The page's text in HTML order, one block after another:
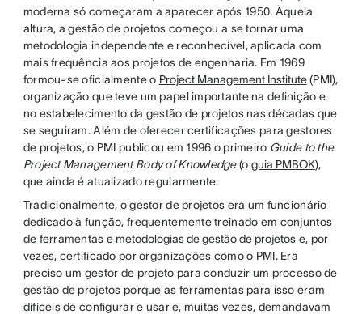
moderna só começaram a aparecer após 1950. Àquela
altura, a gestão de projetos começou a se tornar uma
metodologia independente e reconhecível, aplicada com
mais frequência aos projetos de engenharia. Em 1969
formou-se oficialmente o Project Management Institute(PMI),
organização que teve um papel importante na definição e
no estabelecimento da gestão de projetos nas décadas que
se seguiram. Além de oferecer certificações para gestores
de projetos, o PMI publicou em 1996 o primeiro Guide to the
Project Management Body of Knowledge(o guia PMBOK),
que ainda é atualizado regularmente.
Tradicionalmente, o gestor de projetos era um funcionário
dedicado à função, frequentemente treinado em conjuntos
de ferramentas e metodologias de gestão de projetos e, por
vezes, certificado por organizações como o PMI. Era
preciso um gestor de projeto para conduzir um processo de
gestão de projetos porque as ferramentas para isso eram
difíceis de configurar e usar e, muitas vezes, demandavam